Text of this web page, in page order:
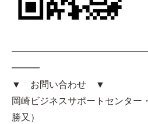
━━━
▼ お問い合わせ ▼
岡崎ビジネスサポートセンター
勝又）